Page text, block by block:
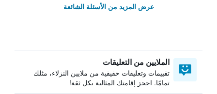
عرض المزيد من الأسئلة الشائعة
الملايين من التعليقات
تقييمات وتعليقات حقيقية من ملايين النزلاء، مثلك
تمامًا. احجز إقامتك المثالية بكل ثقة!